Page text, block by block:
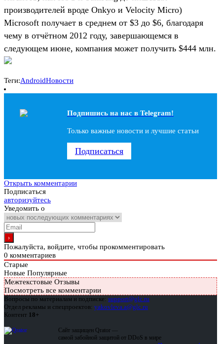
производителей вроде Onkyo и Velocity Micro)
Microsoft получает в среднем от $3 до $6, благодаря
чему в отчётном 2012 году, завершающемся в
следующем июне, компания может получить $444 млн.
Теги:AndroidНовости
Подпишись на наc в Telegram!
Только важные новости и лучшие статьи
Подписаться
Открыть комментарии
Подписаться
авторизуйтесь
Уведомить о
Пожалуйста, войдите, чтобы прокомментировать
0 комментариев
Старые
Новые Популярные
Межтекстовые Отзывы
Посмотреть все комментарии
Вопросы по материалам и подписке: support@glc.ru
Отдел рекламы и спецпроектов: yakovleva.a@glc.ru
Контент 18+
Сайт защищен Qrator —
самой забойной защитой от DDoS в мире